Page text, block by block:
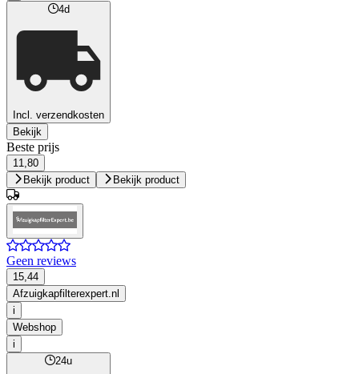
4d
Incl. verzendkosten
Bekijk
Beste prijs
11,80
Bekijk product
Bekijk product
Geen reviews
15,44
Afzuigkapfilterexpert.nl
i
Webshop
i
24u